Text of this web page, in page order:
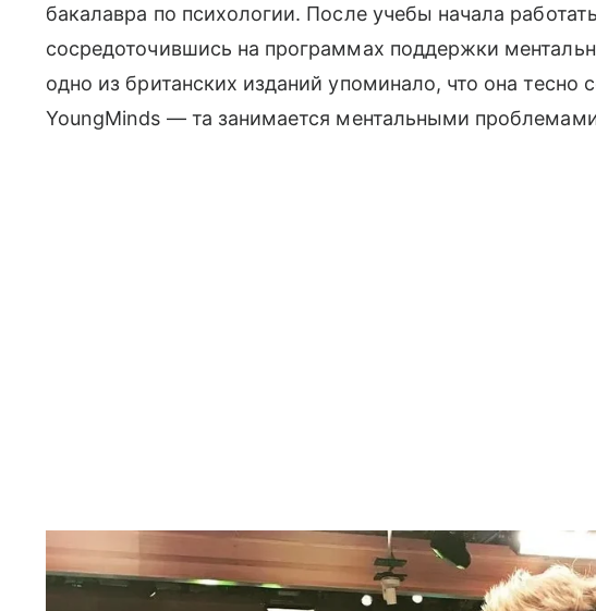
бакалавра по психологии. После учебы начала
сосредоточившись на программах поддержки
одно из британских изданий упоминало, что она тесно
YoungMinds — та занимается ментальными